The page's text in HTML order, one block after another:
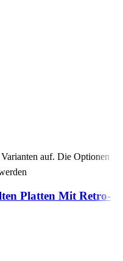
auf. Die Optionen
Platten Mit Retro-